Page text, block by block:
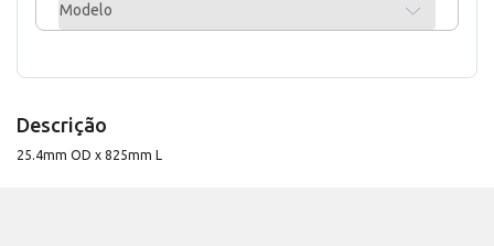
Modelo
Descrição
25.4mm OD x 825mm L